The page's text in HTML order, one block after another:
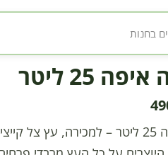
25 ליטר
טבבויה איפה 25 ליטר – למכירה, עץ